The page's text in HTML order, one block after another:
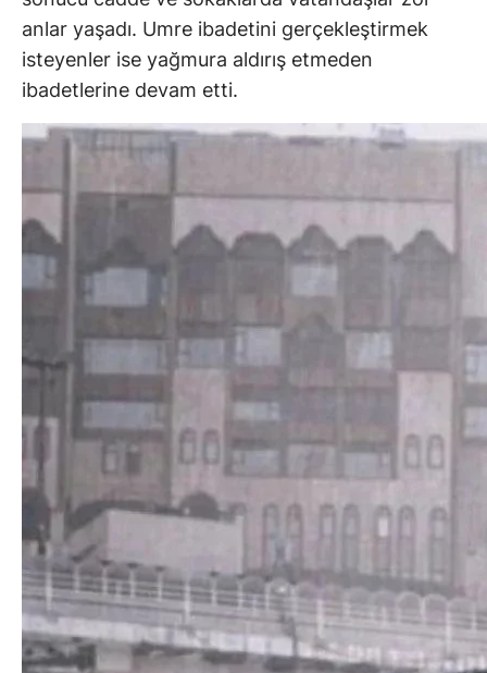
anlar yaşadı. Umre ibadetini gerçekleştirmek
isteyenler ise yağmura aldırış etmeden
ibadetlerine devam etti.